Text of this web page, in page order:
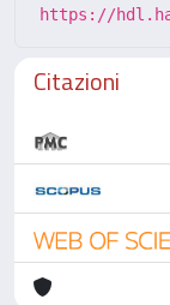
https://
Citazioni